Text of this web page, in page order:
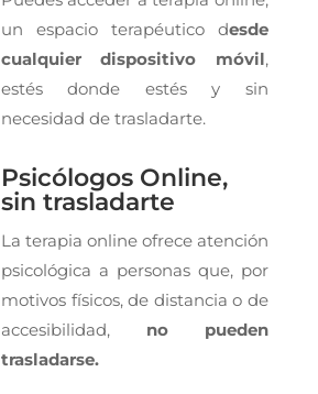
un espacio terapéutico desde
cualquier dispositivo móvil,
estés donde estés y sin
necesidad de trasladarte.
Psicólogos Online,
sin trasladarte
La terapia online ofrece atención
psicológica a personas que, por
motivos físicos, de distancia o de
accesibilidad, no pueden
trasladarse.